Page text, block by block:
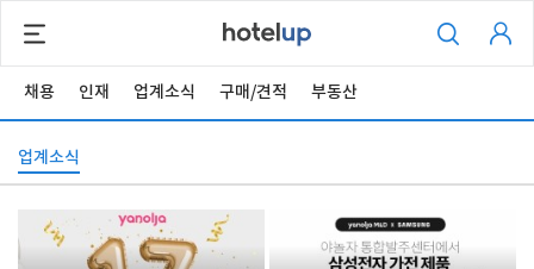
채용 인재 업계소식 구매/견적 부동산
업계소식